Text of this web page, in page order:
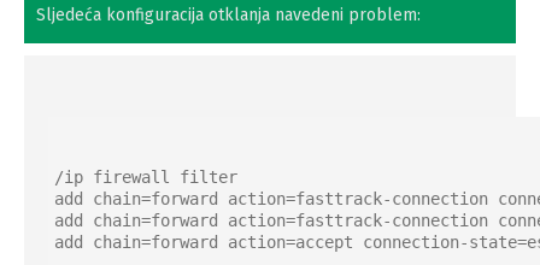
Sljedeća konfiguracija otklanja navedeni problem:
/ip firewall filter
add chain=forward action=fasttrack-connection
add chain=forward action=fasttrack-connection
add chain=forward action=accept connection-